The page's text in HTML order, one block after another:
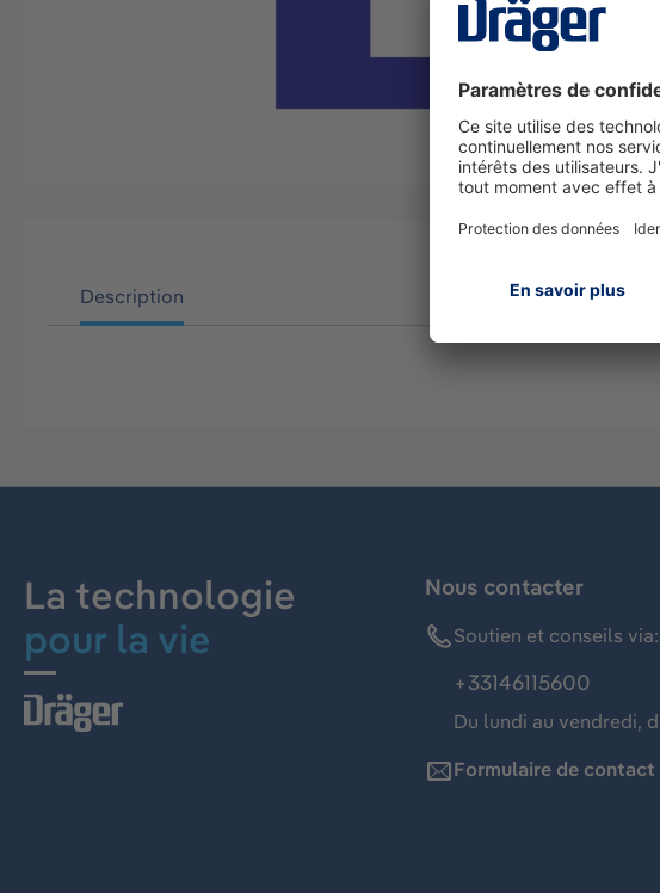
Description
La technologie
pour la vie
Nous contacter
Soutien et conseils via:
+33146115600
Du lundi au vendredi,
Formulaire de contact